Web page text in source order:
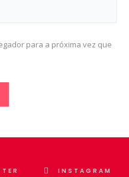
para a próxima vez que
INSTAGRAM